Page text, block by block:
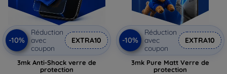
-10%
Réduction
avec
coupon
EXTRA10
3mk Anti-Shock verre de
protection
-10%
Réduction
avec
coupon
EXTRA10
3mk Pure Matt Verre de
protection